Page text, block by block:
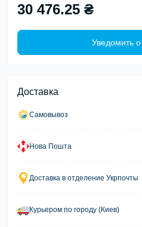
30 476.25 ₴
Уведомить
Доставка
Самовывоз
Нова Пошта
Доставка в отделение Укрпочты
Курьером по городу (Киев)